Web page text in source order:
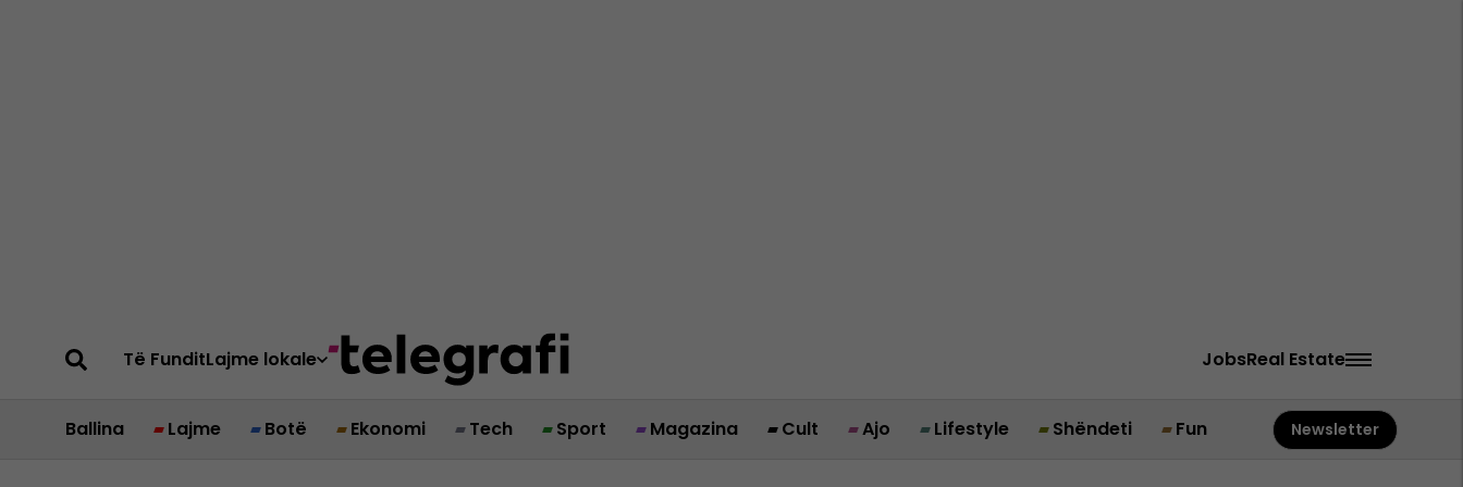
Të FunditLajme lokale JobsReal Estate
Ballina Lajme Botë Ekonomi Tech Sport Magazina Cult Ajo Lifestyle Shëndeti Fun Newsletter